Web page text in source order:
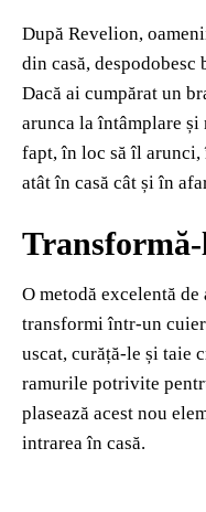
După Revelion,
din casă, despodobesc
Dacă ai cumpărat un
arunca la întâmplare și
fapt, în loc să îl
atât în casă cât și în
O metodă excelentă
transformi într-un
uscat, curăță-le și taie
ramurile potrivite
plasează acest nou
intrarea în casă.